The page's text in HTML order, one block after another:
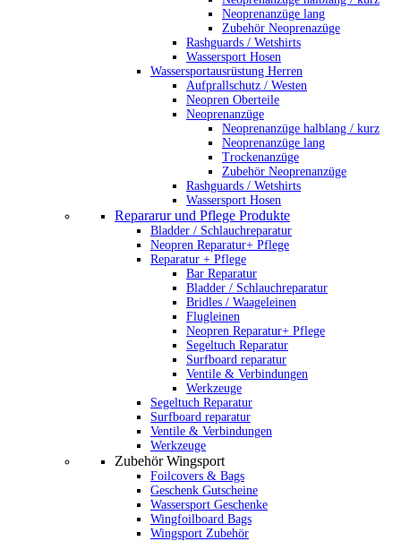
Neoprenanzüge lang
Zubehör Neoprenazüge
Rashguards / Wetshirts
Wassersport Hosen
Wassersportausrüstung Herren
Aufprallschutz / Westen
Neopren Oberteile
Neoprenanzüge
Neoprenanzüge halblang / kurz
Neoprenanzüge lang
Trockenanzüge
Zubehör Neoprenanzüge
Rashguards / Wetshirts
Wassersport Hosen
Repararur und Pflege Produkte
Bladder / Schlauchreparatur
Neopren Reparatur+ Pflege
Reparatur + Pflege
Bar Reparatur
Bladder / Schlauchreparatur
Bridles / Waageleinen
Flugleinen
Neopren Reparatur+ Pflege
Segeltuch Reparatur
Surfboard reparatur
Ventile & Verbindungen
Werkzeuge
Segeltuch Reparatur
Surfboard reparatur
Ventile & Verbindungen
Werkzeuge
Zubehör Wingsport
Foilcovers & Bags
Geschenk Gutscheine
Wassersport Geschenke
Wingfoilboard Bags
Wingsport Zubehör